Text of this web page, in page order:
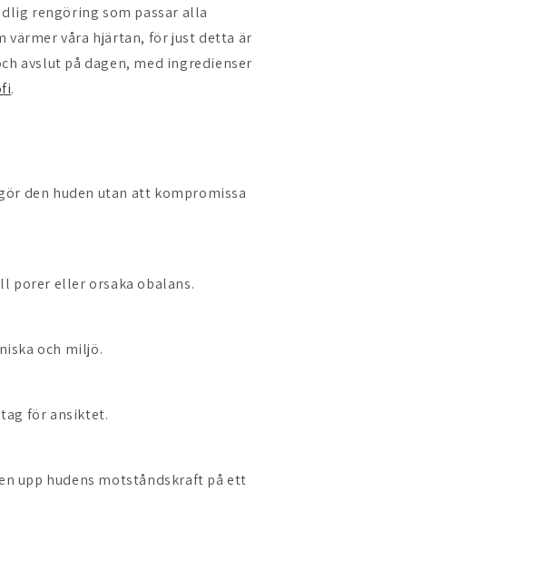
rengöring som passar alla
värmer våra hjärtan, för just detta är
avslut på dagen, med ingredienser
.
den huden utan att kompromissa
porer eller orsaka obalans.
och miljö.
för ansiktet.
upp hudens motståndskraft på ett